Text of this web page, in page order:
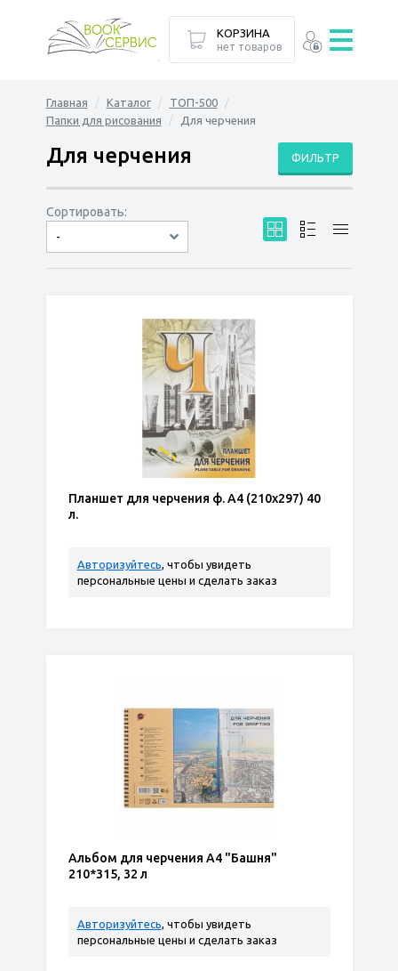
Главная Каталог
ТОП-500
Папки для рисования
Для черчения
ФИЛЬТР
Для черчения
Сортировать:
-
по дате
по популярности
сначала дешёвые
сначала дорогие
Планшет для черчения ф. А4 (210х297) 40
л.
Авторизуйтесь, чтобы увидеть
персональные цены и сделать заказ
Альбом для черчения А4 "Башня"
210*315, 32 л
Авторизуйтесь, чтобы увидеть
персональные цены и сделать заказ
КОРЗИНА
нет товаров